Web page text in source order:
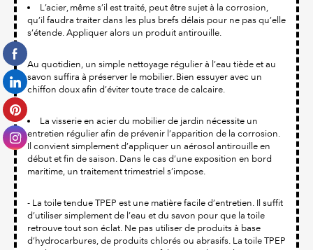
L’acier, même s’il est traité, peut être sujet à la corrosion,
qu’il faudra traiter dans les plus brefs délais pour ne pas qu’elle
s’étende. Appliquer alors un produit antirouille.
Au quotidien, un simple nettoyage régulier à l’eau tiède et au
savon suffira à préserver le mobilier. Bien essuyer avec un
chiffon doux afin d’éviter toute trace de calcaire.
La visserie en acier du mobilier de jardin nécessite un
entretien régulier afin de prévenir l’apparition de la corrosion.
Il convient simplement d’appliquer un aérosol antirouille en
début et fin de saison. Dans le cas d’une exposition en bord
maritime, un traitement trimestriel s’impose.
- La toile tendue TPEP est une matière facile d’entretien. Il suffit
d’utiliser simplement de l’eau et du savon pour que la toile
retrouve tout son éclat. Ne pas utiliser de produits à base
d’hydrocarbures, de produits chlorés ou abrasifs. La toile TPEP